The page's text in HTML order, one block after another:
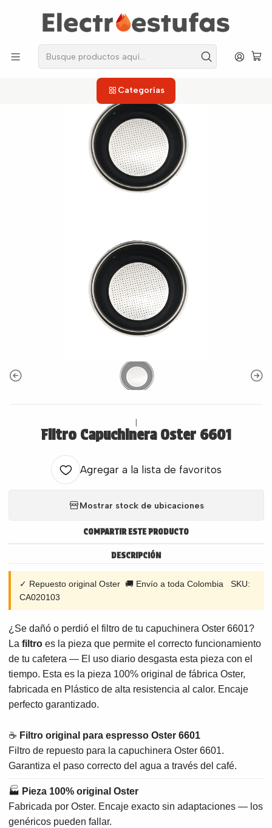
Categorías
los repuestos que necesitas, sin salir de casa!
Filtro Capuchinera Oster 6601
Agregar a la lista de favoritos
Mostrar stock de ubicaciones
COMPARTIR ESTE PRODUCTO
DESCRIPCIÓN
✓ Repuesto original Oster 🚚 Envío a toda Colombia SKU:
CA020103
¿Se dañó o perdió el filtro de tu capuchinera Oster 6601?
La filtroes la pieza que permite el correcto funcionamiento
de tu cafetera — El uso diario desgasta esta pieza con el
tiempo. Esta es la pieza 100% original de fábrica Oster,
fabricada en Plástico de alta resistencia al calor. Encaje
perfecto garantizado.
☕ Filtro original para espresso Oster 6601
Filtro de repuesto para la capuchinera Oster 6601.
Garantiza el paso correcto del agua a través del café.
🏭 Pieza 100% original Oster
Fabricada por Oster. Encaje exacto sin adaptaciones — los
genéricos pueden fallar.